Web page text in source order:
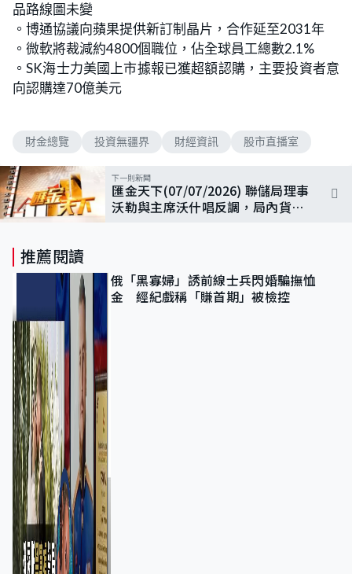
品路線圖未變
。博通協議向蘋果提供新訂制晶片，合作延至2031年
。微軟將裁減約4800個職位，佔全球員工總數2.1%
。SK海士力美國上市據報已獲超額認購，主要投資者意
向認購達70億美元
財金總覽 投資無疆界 財經資訊 股市直播室
下一則新聞
匯金天下(07/07/2026) 聯儲局理事
沃勒與主席沃什唱反調，局內貨幣
推薦閱讀
俄「黑寡婦」誘前線士兵閃婚騙撫恤
金 經紀戲稱「賺首期」被檢控